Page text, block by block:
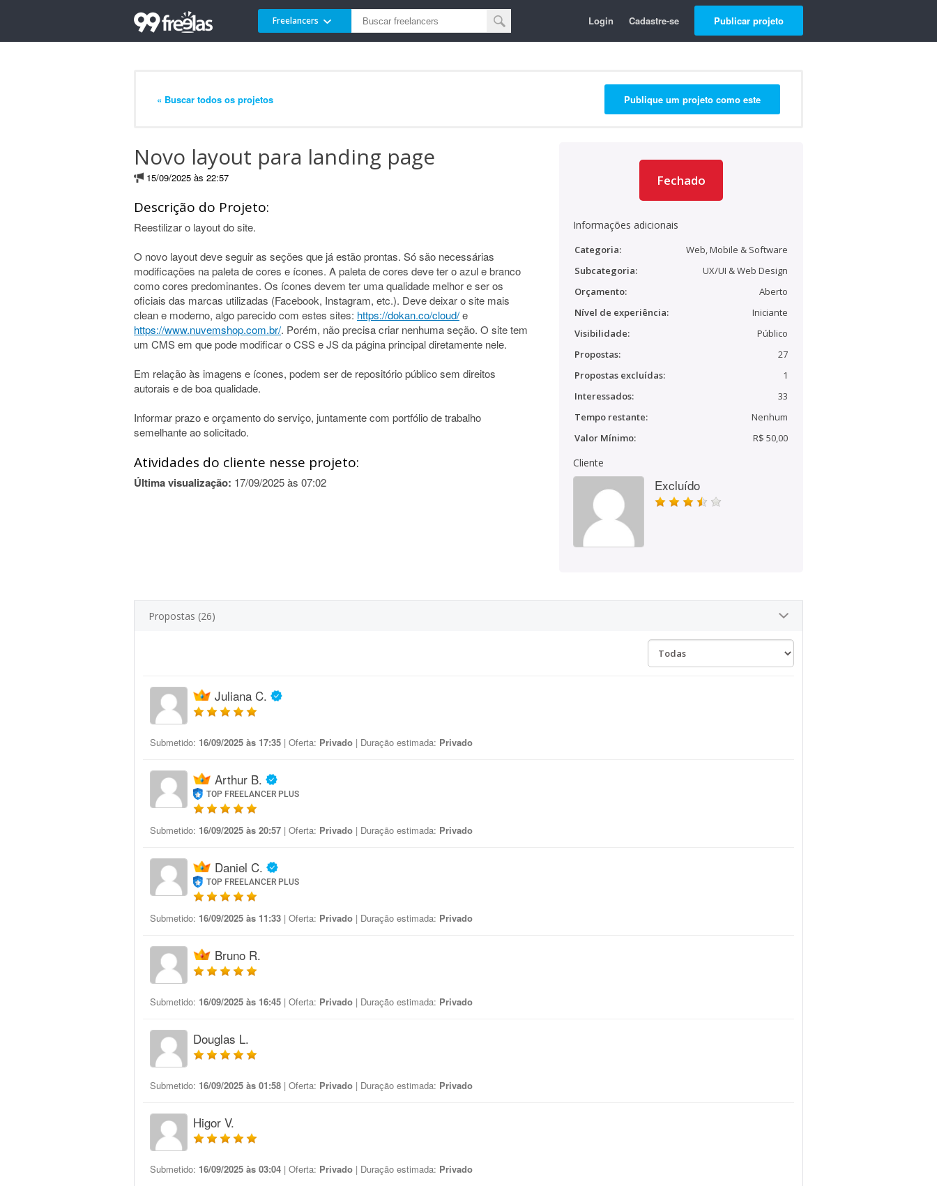
Freelancers Login Cadastre-se Publicar projeto
« Buscar todos os projetos Publique um projeto como este
Novo layout para landing page
15/09/2025 às 22:57
Descrição do Projeto:
Reestilizar o layout do site.
O novo layout deve seguir as seções que já estão prontas. Só são necessárias
modificações na paleta de cores e ícones. A paleta de cores deve ter o azul e branco
como cores predominantes. Os ícones devem ter uma qualidade melhor e ser os
oficiais das marcas utilizadas (Facebook, Instagram, etc.). Deve deixar o site mais
clean e moderno, algo parecido com estes sites: https://dokan.co/cloud/e
https://www.nuvemshop.com.br/. Porém, não precisa criar nenhuma seção. O site tem
um CMS em que pode modificar o CSS e JS da página principal diretamente nele.
Em relação às imagens e ícones, podem ser de repositório público sem direitos
autorais e de boa qualidade.
Informar prazo e orçamento do serviço, juntamente com portfólio de trabalho
semelhante ao solicitado.
Atividades do cliente nesse projeto:
Última visualização: 17/09/2025 às 07:02
Fechado
Informações adicionais
Categoria:
Web, Mobile & Software
Subcategoria:
UX/UI & Web Design
Orçamento:
Aberto
Nível de experiência:
Iniciante
Visibilidade:
Público
Propostas:
27
Propostas excluídas:
1
Interessados:
33
Tempo restante:
Nenhum
Valor Mínimo:
R$ 50,00
Cliente
Excluído
Propostas (26)
Juliana C.
Submetido: 16/09/2025 às 17:35 | Oferta: Privado | Duração estimada: Privado
Arthur B.
TOP FREELANCER PLUS
Submetido: 16/09/2025 às 20:57 | Oferta: Privado | Duração estimada: Privado
Daniel C.
TOP FREELANCER PLUS
Submetido: 16/09/2025 às 11:33 | Oferta: Privado | Duração estimada: Privado
Bruno R.
Submetido: 16/09/2025 às 16:45 | Oferta: Privado | Duração estimada: Privado
Douglas L.
Submetido: 16/09/2025 às 01:58 | Oferta: Privado | Duração estimada: Privado
Higor V.
Submetido: 16/09/2025 às 03:04 | Oferta: Privado | Duração estimada: Privado